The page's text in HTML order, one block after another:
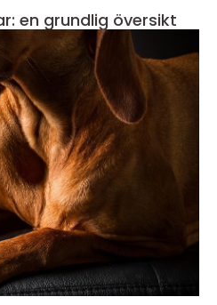
en grundlig översikt